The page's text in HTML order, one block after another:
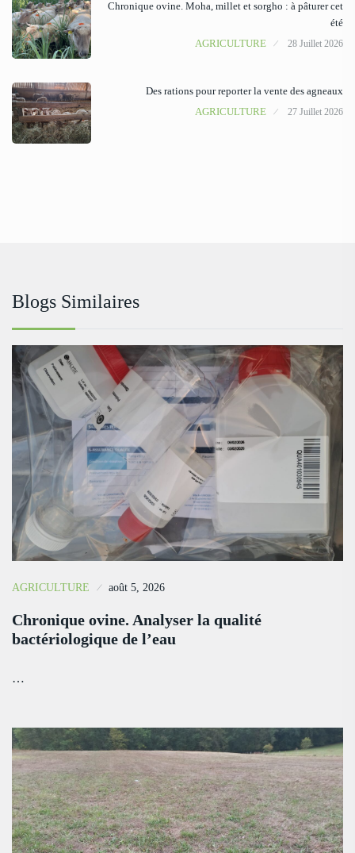
Chronique ovine. Moha, millet et sorgho : à pâturer cet
été
AGRICULTURE
28 Juillet 2026
Des rations pour reporter la vente des agneaux
AGRICULTURE
27 Juillet 2026
Blogs Similaires
AGRICULTURE août 5, 2026
Chronique ovine. Analyser la qualité
bactériologique de l’eau
…